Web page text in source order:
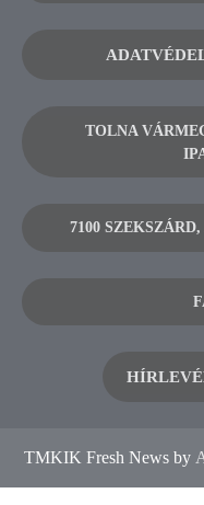
TOLNA
7100
TMKIK Fresh News by